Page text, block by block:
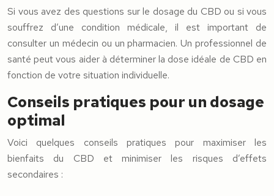
Si vous avez des questions sur le dosage du CBD ou si vous
souffrez d’une condition médicale, il est important de
consulter un médecin ou un pharmacien. Un professionnel de
santé peut vous aider à déterminer la dose idéale de CBD en
fonction de votre situation individuelle.
Conseils pratiques pour un dosage
optimal
Voici quelques conseils pratiques pour maximiser les
bienfaits du CBD et minimiser les risques d’effets
secondaires :